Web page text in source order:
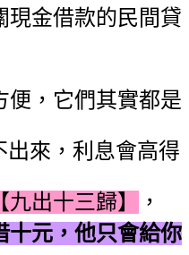
現金借款的民間貸
便，它們其實都是
來，利息會高得
【九出十三歸】
，
十元，他只會給你